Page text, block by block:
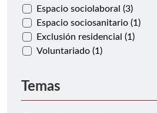
Espacio sociolaboral (3)
Espacio sociosanitario (1)
Exclusión residencial (1)
Voluntariado (1)
Temas